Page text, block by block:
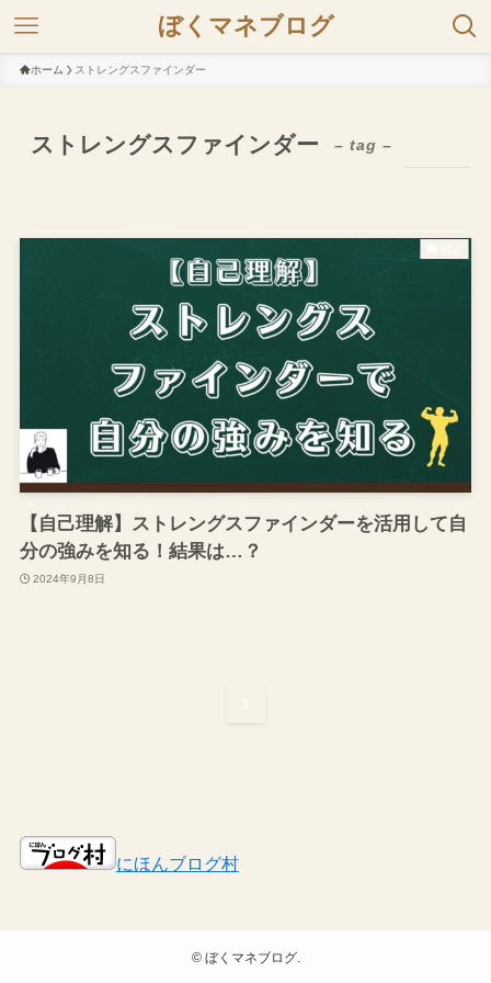
ぼくマネブログ
ホーム ストレングスファインダー
ストレングスファインダー – tag –
【自己理解】ストレングスファインダーを活用して自
分の強みを知る！結果は…？
2024年9月8日
にほんブログ村
©ぼくマネブログ.